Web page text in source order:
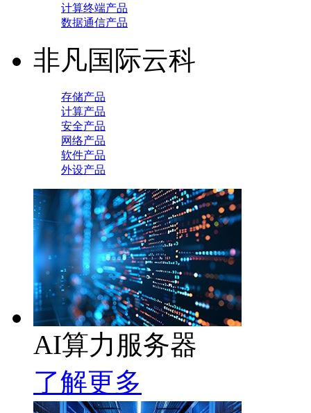
计算终端产品
数据通信产品
非凡国际云科
存储产品
计算产品
安全产品
网络产品
软件产品
外设产品
AI算力服务器
了解更多